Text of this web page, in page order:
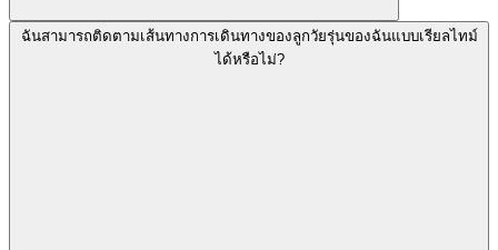
ฉันสามารถติดตามเส้นทางการเดินทางของลูกวัยรุ่นของฉันแบบเรียลไทม์
ได้หรือไม่?